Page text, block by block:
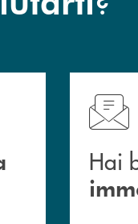
Hai
Hai